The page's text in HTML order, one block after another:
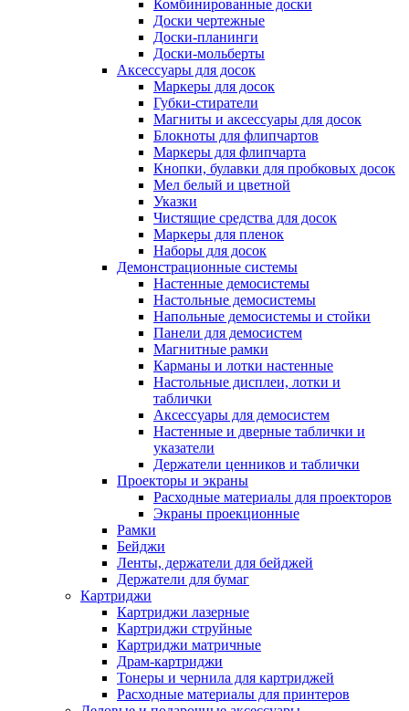
Комбинированные доски
Доски чертежные
Доски-планинги
Доски-мольберты
Аксессуары для досок
Маркеры для досок
Губки-стиратели
Магниты и аксессуары для досок
Блокноты для флипчартов
Маркеры для флипчарта
Кнопки, булавки для пробковых досок
Мел белый и цветной
Указки
Чистящие средства для досок
Маркеры для пленок
Наборы для досок
Демонстрационные системы
Настенные демосистемы
Настольные демосистемы
Напольные демосистемы и стойки
Панели для демосистем
Магнитные рамки
Карманы и лотки настенные
Настольные дисплеи, лотки и
таблички
Аксессуары для демосистем
Настенные и дверные таблички и
указатели
Держатели ценников и таблички
Проекторы и экраны
Расходные материалы для проекторов
Экраны проекционные
Рамки
Бейджи
Ленты, держатели для бейджей
Держатели для бумаг
Картриджи
Картриджи лазерные
Картриджи струйные
Картриджи матричные
Драм-картриджи
Тонеры и чернила для картриджей
Расходные материалы для принтеров